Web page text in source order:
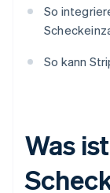
So
So kann
Was